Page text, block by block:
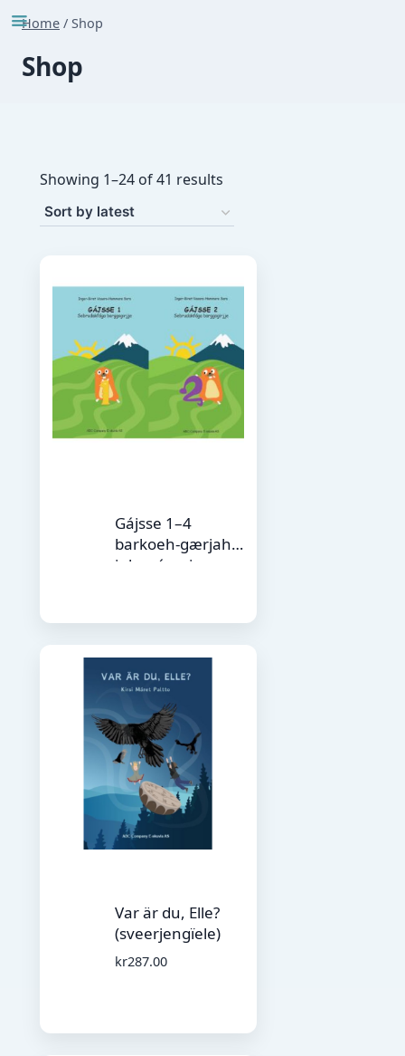
Skip
content
Home / Shop
Shop
Showing 1–24 of 41 results
latest
Gájsse 1–4
barkoeh-gærjah
julevsáemien
Var är du, Elle?
(sveerjengïele)
kr287.00